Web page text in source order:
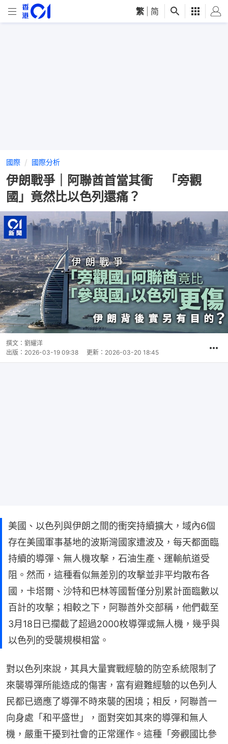
繁 简
國際 國際分析
伊朗戰爭｜阿聯酋首當其衝 「旁觀
國」竟然比以色列還痛？
撰文： 劉耀洋
出版： 2026-03-19 09:38 更新： 2026-03-20 18:45
美國、以色列與伊朗之間的衝突持續擴大，域內6個
存在美國軍事基地的波斯灣國家遭波及，每天都面臨
持續的導彈、無人機攻擊，石油生產、運輸航道受
阻。然而，這種看似無差別的攻擊並非平均散布各
國，卡塔爾、沙特和巴林等國暫僅分別累計面臨數以
百計的攻擊；相較之下，阿聯酋外交部稱，他們截至
3月18日已攔截了超過2000枚導彈或無人機，幾乎與
以色列的受襲規模相當。
對以色列來說，其具大量實戰經驗的防空系統限制了
來襲導彈所能造成的傷害，富有避難經驗的以色列人
民都已適應了導彈不時來襲的困境；相反，阿聯酋一
向身處「和平盛世」，面對突如其來的導彈和無人
機，嚴重干擾到社會的正常運作。這種「旁觀國比參